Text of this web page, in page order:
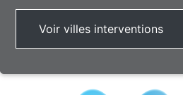
Voir villes interventions